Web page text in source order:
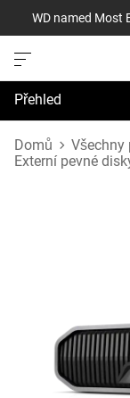
WD named Most
Přehled
Technické údaje
Domů Všechny
Externí pevné